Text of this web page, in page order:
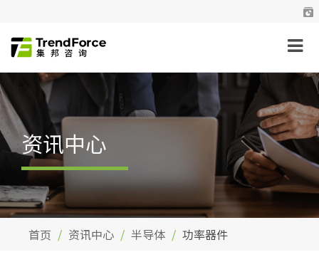
资讯中心
首页 资讯中心 半导体 功率器件